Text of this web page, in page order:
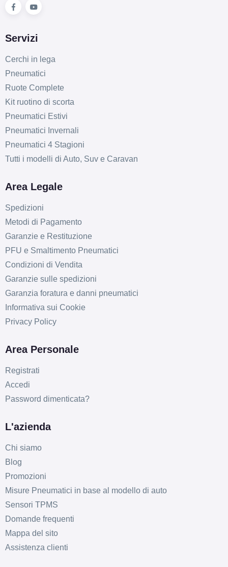
ENLITEN
195/60 R16 89H
ENLITEN
195/55 R16 91H
ENLITEN XL
195/50 R16 88V
ENLITEN XL
215/55 R16 97W
ENLITEN XL
Disponibile
235/60 R16 104H
ENLITEN XL
ENLITEN
215/70 R16 100H
225/70 R16 103H
ENLITEN
215/55 R16 93V
Servizi
Cerchi in lega
Pneumatici
Ruote Complete
Kit ruotino di scorta
Pneumatici Estivi
Pneumatici Invernali
Pneumatici 4 Stagioni
Tutti i modelli di Auto, Suv e Caravan
Area Legale
Spedizioni
Metodi di Pagamento
Garanzie e Restituzione
PFU e Smaltimento Pneumatici
Condizioni di Vendita
Garanzie sulle spedizioni
Garanzia foratura e danni pneumatici
Informativa sui Cookie
Privacy Policy
Area Personale
Registrati
Accedi
Password dimenticata?
L'azienda
Chi siamo
Blog
Promozioni
Misure Pneumatici in base al modello di auto
Sensori TPMS
Domande frequenti
Mappa del sito
Assistenza clienti